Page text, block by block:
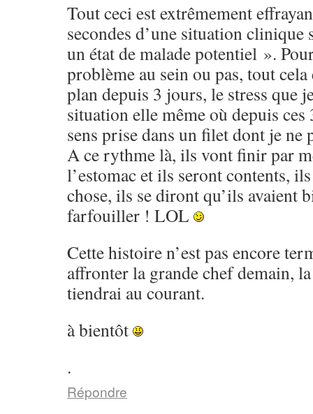
Tout ceci est extrêmement
secondes d’une situation
un état de malade potentiel ».
problème au sein ou pas, tout cela
plan depuis 3 jours, le stress que
situation elle même où depuis
sens prise dans un filet dont je ne
A ce rythme là, ils vont finir par
l’estomac et ils seront contents,
chose, ils se diront qu’ils avaient
farfouiller ! LOL
Cette histoire n’est pas encore
affronter la grande chef demain,
tiendrai au courant.
à bientôt
.
Répondre